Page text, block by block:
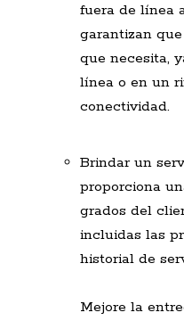
fuera de línea
garantizan
que necesita,
línea o en un
conectividad.
Brindar un
proporciona
grados del
incluidas las
historial de
Mejore la